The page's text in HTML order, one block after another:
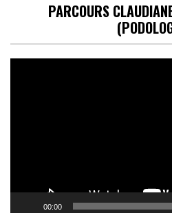
PARCOURS
00:00